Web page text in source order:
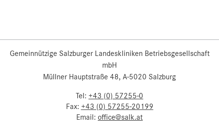
Gemeinnützige Salzburger Landeskliniken Betriebsgesellschaft
mbH
Müllner Hauptstraße 48, A-5020 Salzburg
Tel: +43 (0) 57255-0
Fax: +43 (0) 57255-20199
Email: office@salk.at